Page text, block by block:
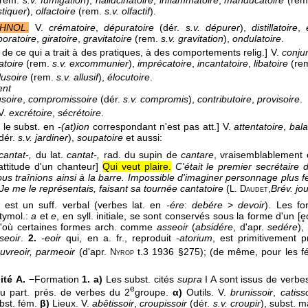
), olfactoire (rem. s.v. olfactif).
V. crématoire, dépuratoire (dér. s.v. dépurer), distillatoire ,
giratoire gravitatoire (rem. s.v. gravitation), ondulatoire
ce qui a trait à des pratiques, à des comportements relig.] V.
(rem. s.v. excommunier), imprécatoire incantatoire libatoire
(rem. s.v. allusif), élocutoire
compromissoire (dér. s.v. compromis), contributoire provisoire
excrétoire sécrétoire
le subst. en-(at)ion correspondant n'est pas att.] V.attentatoire ,
s.v. jardiner), soupatoire et aussi:
,
du lat.cantat-, rad. du supin decantare ,
d'un chanteur] Qui veut plaire.
C'était le premier secrétaire
traînions ainsi à la barre. Impossible d'imaginer personnage plus
me le représentais, faisant sa tournée cantatoire (L. Daudet,Brév.
est un suff. verbal (verbes lat. en -ére: debére>devoir). Les
a ete , en syll. initiale, se sont conservés sous la forme d'un
certaines formes arch. comme asseoir(absidére , d'apr. sedére),
.2. -eoir qui, en a. fr., reproduit-atorium , est primitivement
parmeoir (d'apr. Nyropt.3 1936 §275); (de même, pour les
A. −Formation 1. a) Les subst. cités supra I A sont issus de
part. prés. de verbes du 2egroupe.α) Outils. V.brunissoir
fém. β) Lieux. V.abêtissoir ,croupissoir (dér. s.v. croupir), subst.